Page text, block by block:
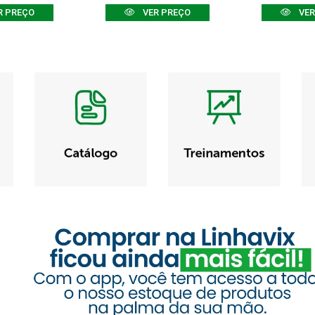
PREÇO VER PREÇO